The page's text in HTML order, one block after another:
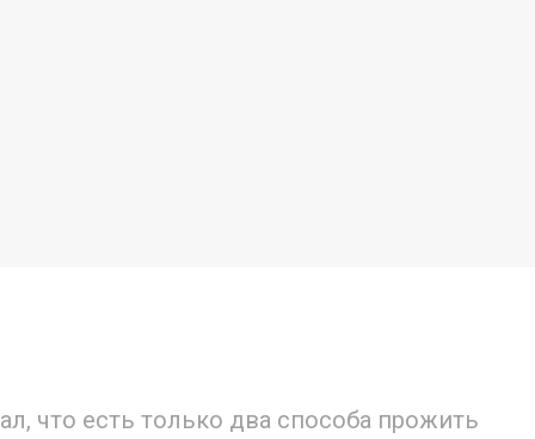
что есть только два способа прожить